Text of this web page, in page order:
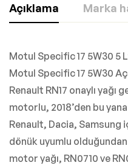
Açıklama Marka
Motul Specific 17 5W30 5
Motul Specific 17 5W30
Renault RN17 onaylı
motorlu, 2018’den bu
Renault, Dacia, Samsung
dönük uyumlu
motor yağı, RN0710 ve